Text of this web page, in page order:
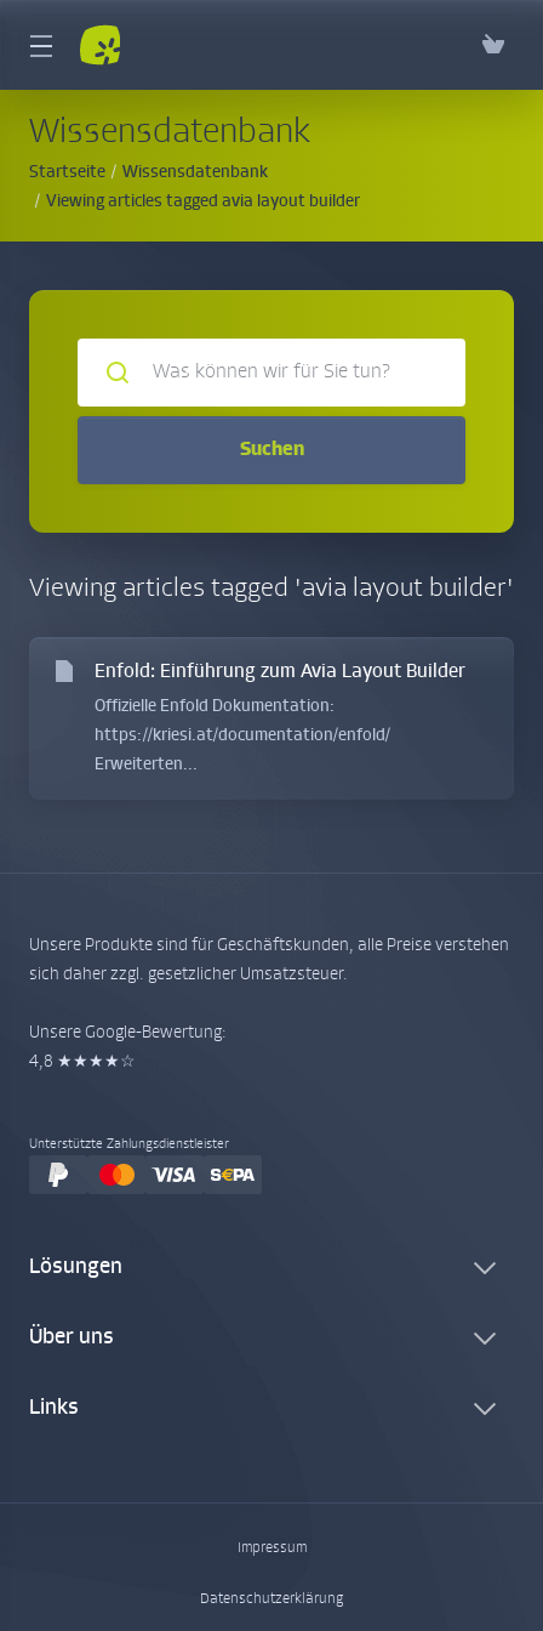
Wissensdatenbank
Startseite
Wissensdatenbank
Viewing articles tagged avia layout builder
Suchen
Viewing articles tagged 'avia layout builder'
Enfold: Einführung zum Avia Layout Builder
Offizielle Enfold Dokumentation:
https://kriesi.at/documentation/enfold/
Erweiterten...
Unsere Produkte sind für Geschäftskunden, alle Preise verstehen
sich daher zzgl. gesetzlicher Umsatzsteuer.
Unsere Google-Bewertung:
4,8 ★★★★☆
Unterstützte Zahlungsdienstleister
Lösungen
Über uns
Links
Impressum
Datenschutzerklärung